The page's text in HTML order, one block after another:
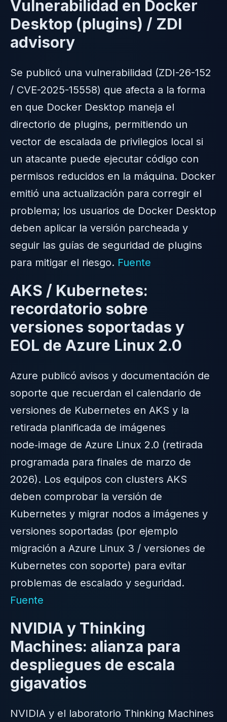
Vulnerabilidad en Docker
Desktop (plugins) / ZDI
advisory
Se publicó una vulnerabilidad (ZDI-26-152
/ CVE-2025-15558) que afecta a la forma
en que Docker Desktop maneja el
directorio de plugins, permitiendo un
vector de escalada de privilegios local si
un atacante puede ejecutar código con
permisos reducidos en la máquina. Docker
emitió una actualización para corregir el
problema; los usuarios de Docker Desktop
deben aplicar la versión parcheada y
seguir las guías de seguridad de plugins
para mitigar el riesgo. Fuente
AKS / Kubernetes:
recordatorio sobre
versiones soportadas y
EOL de Azure Linux 2.0
Azure publicó avisos y documentación de
soporte que recuerdan el calendario de
versiones de Kubernetes en AKS y la
retirada planificada de imágenes
node‑image de Azure Linux 2.0 (retirada
programada para finales de marzo de
2026). Los equipos con clusters AKS
deben comprobar la versión de
Kubernetes y migrar nodos a imágenes y
versiones soportadas (por ejemplo
migración a Azure Linux 3 / versiones de
Kubernetes con soporte) para evitar
problemas de escalado y seguridad.
Fuente
NVIDIA y Thinking
Machines: alianza para
despliegues de escala
gigavatios
NVIDIA y el laboratorio Thinking Machines